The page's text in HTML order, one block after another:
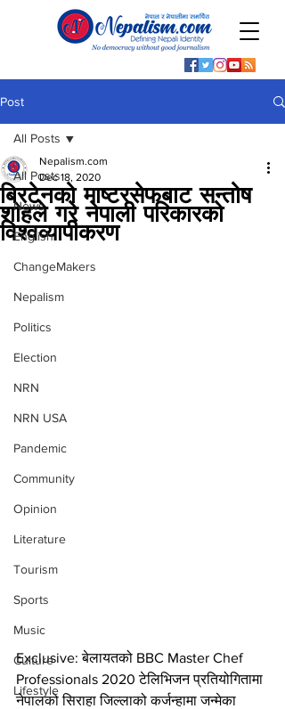
Post
All Posts
News
English
ChangeMakers
Nepalism
Politics
Election
NRN
NRN USA
Pandemic
Community
Opinion
Literature
Tourism
Sports
Music
Culture
Lifestyle
All Posts
ब्रिटेनको माष्टरसेफबाट सन्तोष
शाहले गरे नेपाली परिकारको
विश्वव्यापीकरण
Nepalism.com
Dec 18, 2020
Exclusive: बेलायतको BBC Master Chef
Professionals 2020 टेलिभिजन प्रतियोगितामा
नेपालको सिराहा जिल्लाको कर्जन्हामा जन्मेका